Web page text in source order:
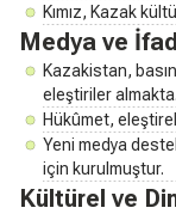
Kımız, Kazak
Medya ve
Kazakistan,
eleştiriler almakta.
Hükûmet,
Yeni medya
için kurulmuştur.
Kültürel ve